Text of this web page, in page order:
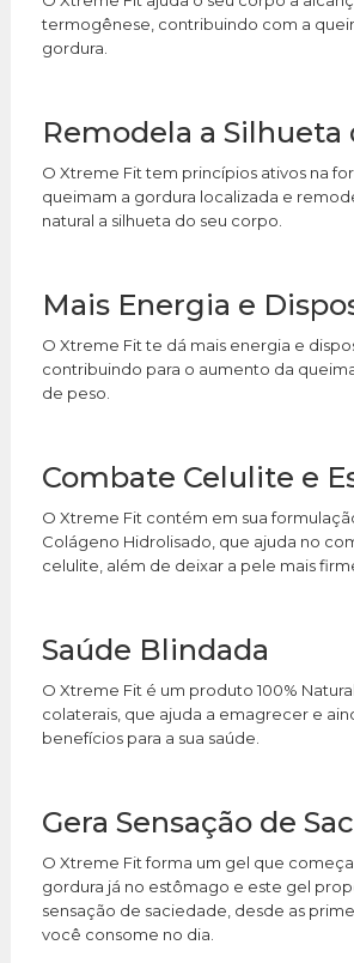
termogênese, contribuindo com a
gordura.
Remodela a Silhueta
O Xtreme Fit tem princípios ativos na
queimam a gordura localizada e
natural a silhueta do seu corpo.
Mais Energia e
O Xtreme Fit te dá mais energia e
contribuindo para o aumento da
de peso.
Combate Celulite e
O Xtreme Fit contém em sua
Colágeno Hidrolisado, que ajuda no
celulite, além de deixar a pele mais
Saúde Blindada
O Xtreme Fit é um produto 100%
colaterais, que ajuda a emagrecer e
benefícios para a sua saúde.
Gera Sensação de
O Xtreme Fit forma um gel que
gordura já no estômago e este gel
sensação de saciedade, desde as
você consome no dia.